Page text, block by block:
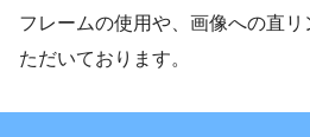
フレームの使用や、画像への直
ただいております。